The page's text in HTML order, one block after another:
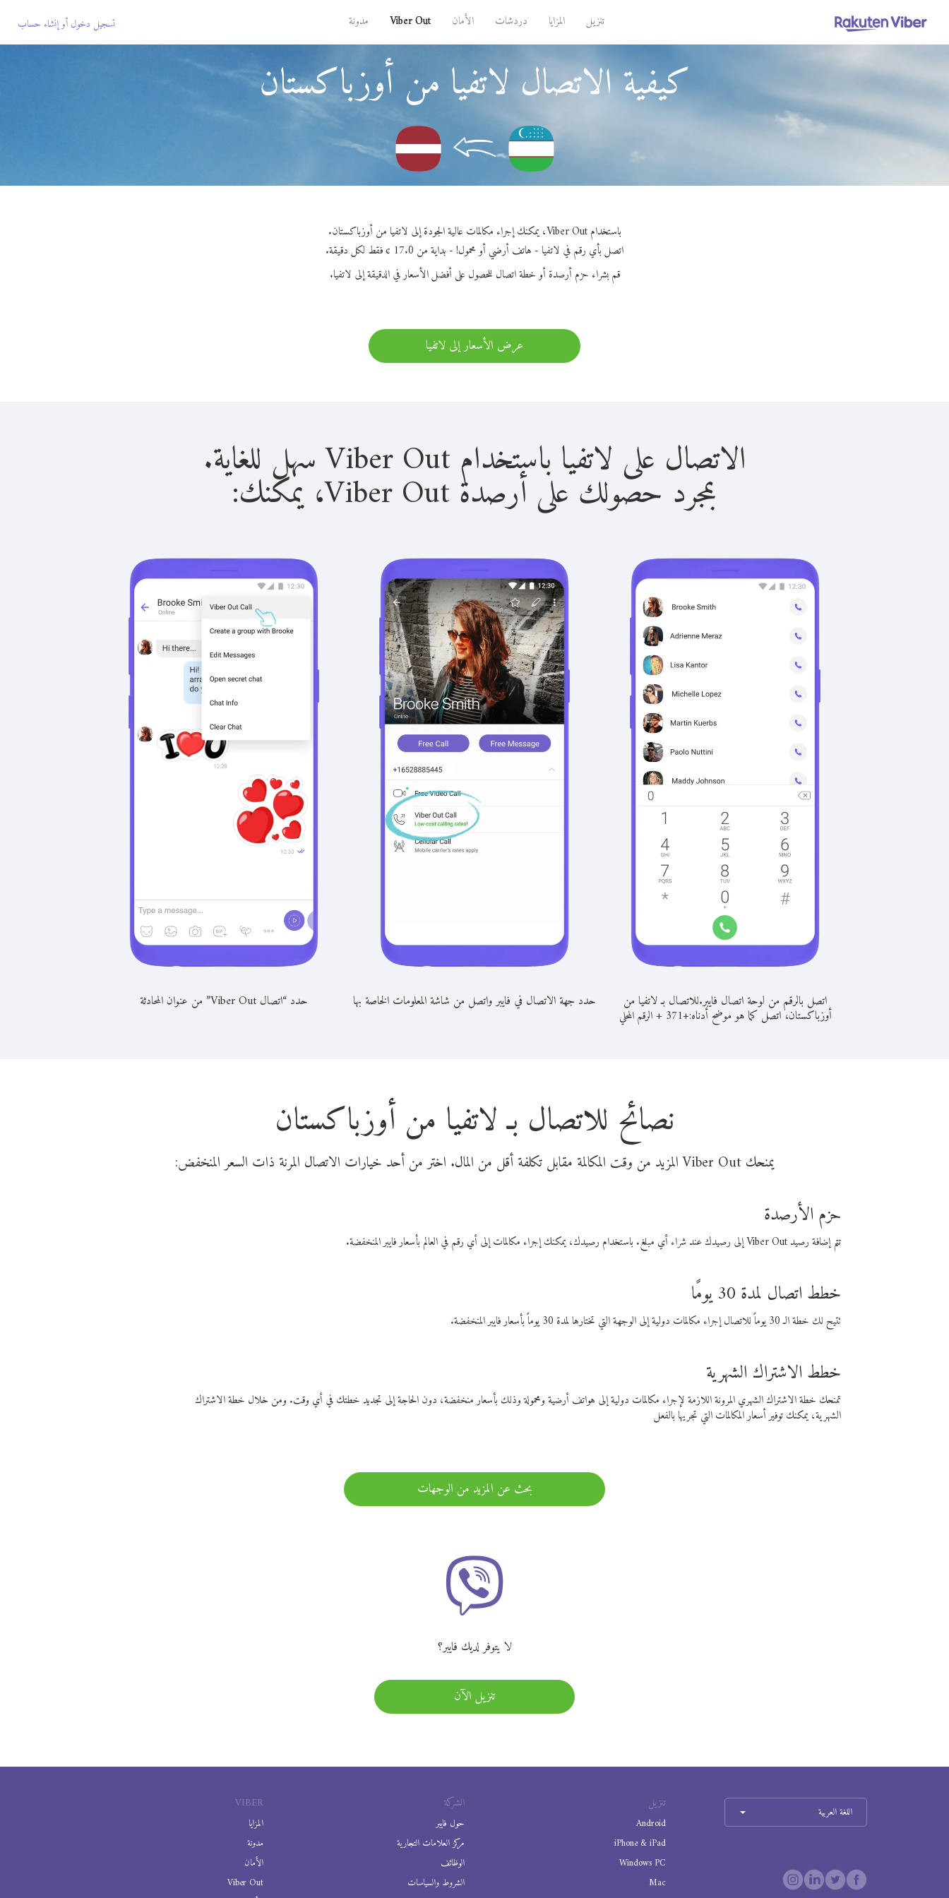
تنزيل المزايا دردشات الأمان Viber Out مدونة تسجيل دخول أوإنشاء حساب
كيفية الاتصال لاتفيا من أوزباكستان
باستخدام Viber Out، يمكنك إجراء مكالمات عالية الجودة إلى لاتفيا من أوزباكستان.
اتصل بأي رقم في لاتفيا - هاتف أرضي أو محمول! - بداية من 17.0 ¢ فقط لكل دقيقة.
قم بشراء حزم أرصدة أو خطة اتصال للحصول على أفضل الأسعار في الدقيقة إلى لاتفيا.
عرض الأسعار إلى لاتفيا
الاتصال على لاتفيا باستخدام Viber Out سهل للغاية.
بمجرد حصولك على أرصدة Viber Out، يمكنك:
اتصل بالرقم من لوحة اتصال فايبر.للاتصال بـ لاتفيا من
أوزباكستان، اتصل كما هو موضح أدناه:+
371
+الرقم المحلي
حدد جهة الاتصال في فايبر واتصل من شاشة المعلومات الخاصة بها حدد “اتصال Viber Out” من عنوان المحادثة
نصائح للاتصال بـ لاتفيا من أوزباكستان
يمنحك Viber Out المزيد من وقت المكالمة مقابل تكلفة أقل من المال. اختر من أحد خيارات الاتصال المرنة ذات السعر المنخفض:
حزم الأرصدة
تتم إضافة رصيد Viber Out إلى رصيدك عند شراء أي مبلغ. باستخدام رصيدك، يمكنك إجراء مكالمات إلى أي رقم في العالم بأسعار فايبر المنخفضة.
خطط اتصال لمدة 30 يومًا
تتيح لك خطة الـ 30 يوماً للاتصال إجراء مكالمات دولية إلى الوجهة التي تختارها لمدة 30 يوماً بأسعار فايبر المنخفضة.
خطط الاشتراك الشهرية
تمنحك خطة الاشتراك الشهري المرونة اللازمة لإجراء مكالمات دولية إلى هواتف أرضية ومحمولة وذلك بأسعار منخفضة، دون الحاجة إلى تجديد خطتك في أي وقت. ومن خلال خطة الاشتراك
الشهرية، يمكنك توفير أسعار المكالمات التي تجريها بالفعل
بحث عن المزيد من الوجهات
لا يتوفر لديك فايبر؟
تنزيل الآن
VIBER
المزايا
مدونة
الأمان
Viber Out
الشركة
حول فايبر
مركز العلامات التجارية
الوظائف
الشروط والسياسات
تنزيل
Android
iPhone & iPad
Windows PC
Mac
اللغة العربية